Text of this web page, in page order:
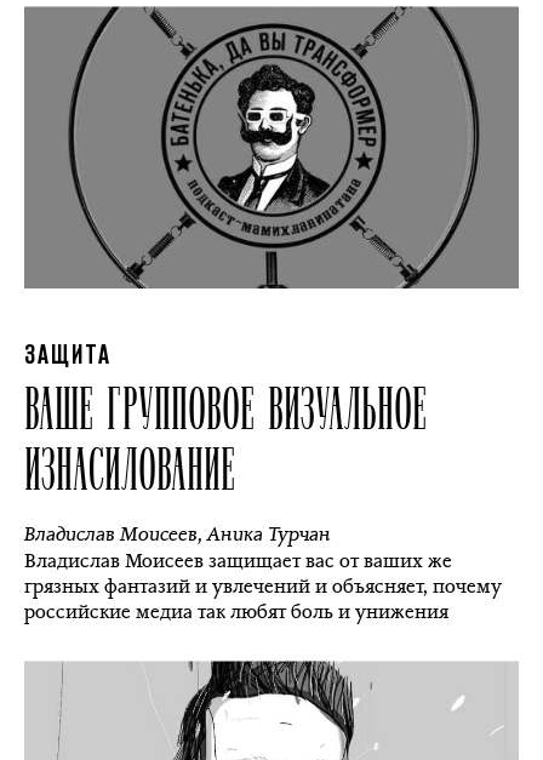
ЗАЩИТА
ВАШЕ ГРУППОВОЕ ВИЗУАЛЬНОЕ
ИЗНАСИЛОВАНИЕ
Владислав Моисеев,Аника Турчан
Владислав Моисеев защищает вас от ваших же
грязных фантазий и увлечений и объясняет, почему
российские медиа так любят боль и унижения